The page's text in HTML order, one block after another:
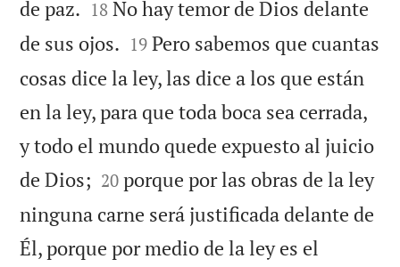
de paz. 

18 No hay temor de Dios delante
de sus ojos. 

19 Pero sabemos que cuantas
cosas dice la ley, las dice a los que están
en la ley, para que toda boca sea cerrada,
y todo el mundo quede expuesto al juicio
de Dios; 

20 porque por las obras de la ley
ninguna carne será justificada delante de
Él, porque por medio de la ley es el